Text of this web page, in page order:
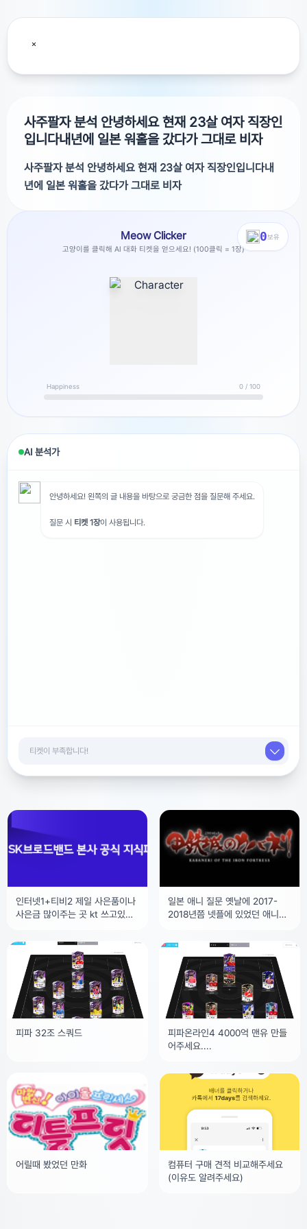
사주팔자 분석 안녕하세요 현재 23살 여자 직장인
입니다내년에 일본 워홀을 갔다가 그대로 비자
사주팔자 분석 안녕하세요 현재 23살 여자 직장인입니다내
년에 일본 워홀을 갔다가 그대로 비자
안녕하세요 현재 23살 여자 직장인입니다내년에 일본 워홀
을 갔다가 그대로 비자 연장해서 일본에서 뿌리내려 정착하려
쭉 살아가려고 합니다.정착 지역을 오사카와 도쿄 중에 고민
중인데요제 사주와 일본 지역의 오행?기운? 등을 분석하였을
때 저와 잘 맞는 도시는 도쿄인가요 오사카인가요????챗지피
하여 질문 드려요!양력2003.01.08 낮12:50음력
광고를 닫거나 티켓 5개로 해제
0보유
Meow Clicker
고양이를 클릭해 AI 대화 티켓을 얻으세요! (100클릭 = 1장)
Happiness 0 / 100
AI 분석가
안녕하세요! 왼쪽의 글 내용을 바탕으로 궁금한 점을 질문해 주세요.
질문 시 티켓 1장이 사용됩니다.
인터넷1+티비2 제일 사은품이나
사은금 많이주는 곳 kt 쓰고있는
터넷1+티비2 입니다
일본 애니 질문 옛날에 2017-
2018년쯤 넷플에 있었던 애니메
비슷한 이름이였고
피파 32조 스쿼드
피파온라인4 4000억 맨유 만들
어주세요....
어릴때 봤었던 만화
컴퓨터 구매 견적 비교해주세요
(이유도 알려주세요)